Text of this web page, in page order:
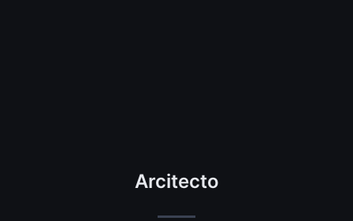
Arcitecto